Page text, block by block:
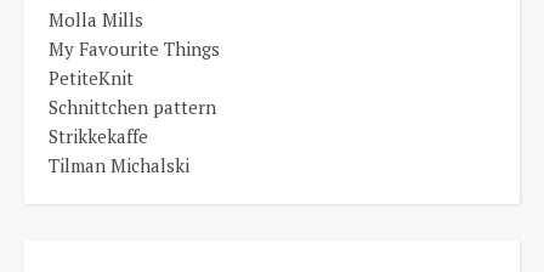
Molla Mills
My Favourite Things
PetiteKnit
Schnittchen pattern
Strikkekaffe
Tilman Michalski